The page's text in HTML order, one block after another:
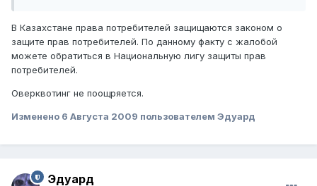
В Казахстане права потребителей защищаются законом о
защите прав потребителей. По данному факту с жалобой
можете обратиться в Национальную лигу защиты прав
потребителей.
Оверквотинг не поощряется.
Изменено 6 Августа 2009 пользователем Эдуард
Эдуард